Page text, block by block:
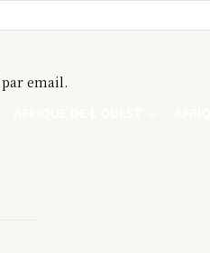
email.